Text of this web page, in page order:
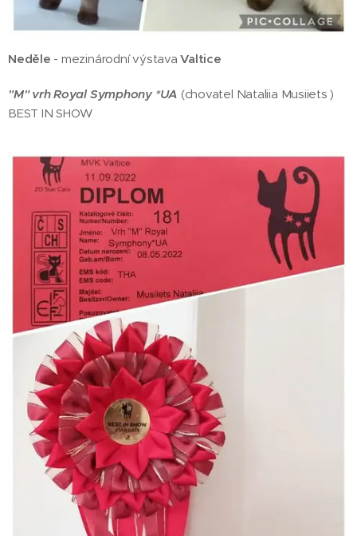
Neděle - mezinárodní výstavaValtice
"M" vrh Royal Symphony *UA (chovatel Nataliia Musiiets )
BEST IN SHOW